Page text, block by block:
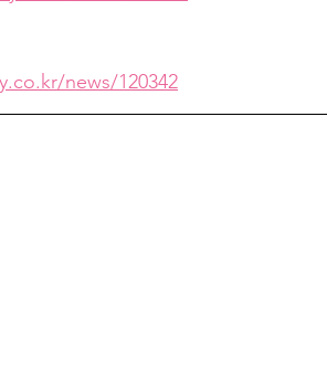
news/120342